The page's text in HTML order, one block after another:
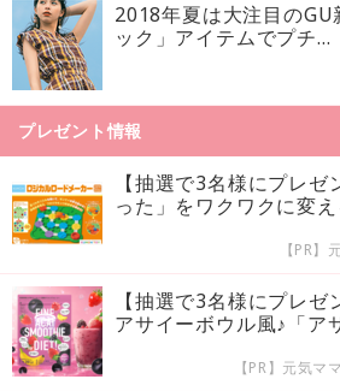
2018年夏は大注目の
ック」アイテムでプチ...
プレゼント情報
【抽選で3名様にプレ
った」をワクワクに変
【PR】
【抽選で3名様にプレ
アサイーボウル風♪「ア
【PR】元気マ